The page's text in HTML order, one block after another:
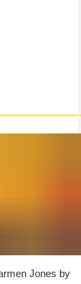
Jones by